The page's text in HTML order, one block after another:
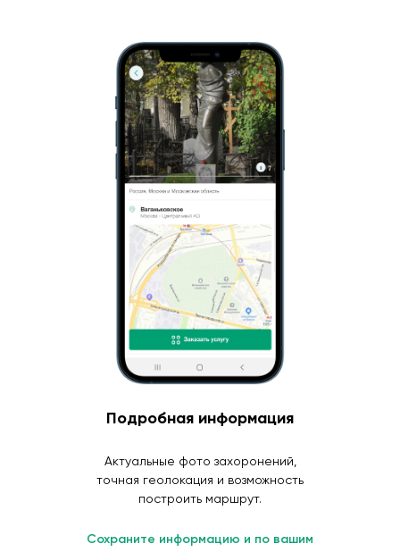
Подробная информация
Актуальные фото захоронений,
точная геолокация и возможность
построить маршрут.
Сохраните информацию и по вашим